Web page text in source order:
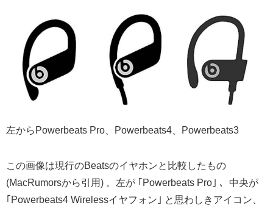
左からPowerbeats Pro、Powerbeats4、Powerbeats3
この画像は現行のBeatsのイヤホンと比較したもの
(MacRumorsから引用) 。左が ｢Powerbeats Pro｣ 、中央が
｢Powerbeats4 Wirelessイヤフォン｣ と思わしきアイコン、